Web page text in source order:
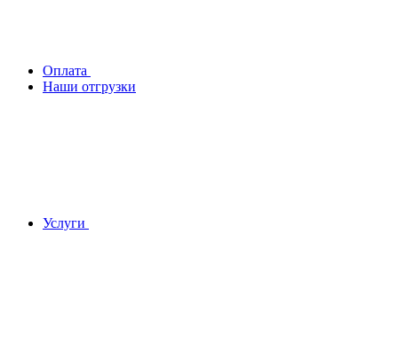
Оплата
Наши отгрузки
Услуги